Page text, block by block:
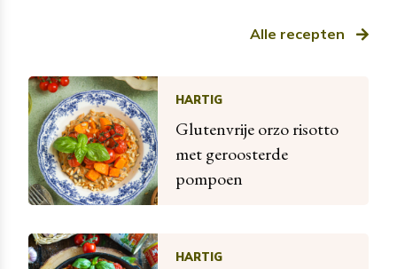
Alle recepten
HARTIG
Glutenvrije orzo risotto
met geroosterde
pompoen
HARTIG